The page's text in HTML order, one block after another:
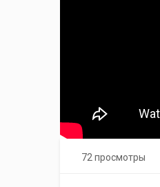
72 просмотры